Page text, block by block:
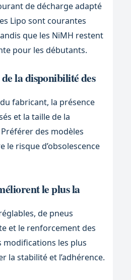
de décharge adapté
Lipo sont courantes
que les NiMH restent
pour les débutants.
la disponibilité des
fabricant, la présence
et la taille de la
des modèles
risque d’obsolescence
le plus la
de pneus
et le renforcement des
les plus
la stabilité et l’adhérence.